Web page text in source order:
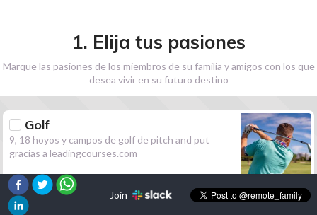
1. Elija tus pasiones
Marque las pasiones de los miembros de su familia y amigos con los que
desea vivir en su futuro destino
Golf
9, 18 hoyos y campos de golf de pitch and put
gracias a leadingcourses.com
Senderismo
Join